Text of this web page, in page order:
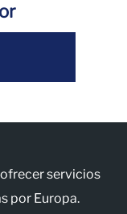
servicios
por Europa.